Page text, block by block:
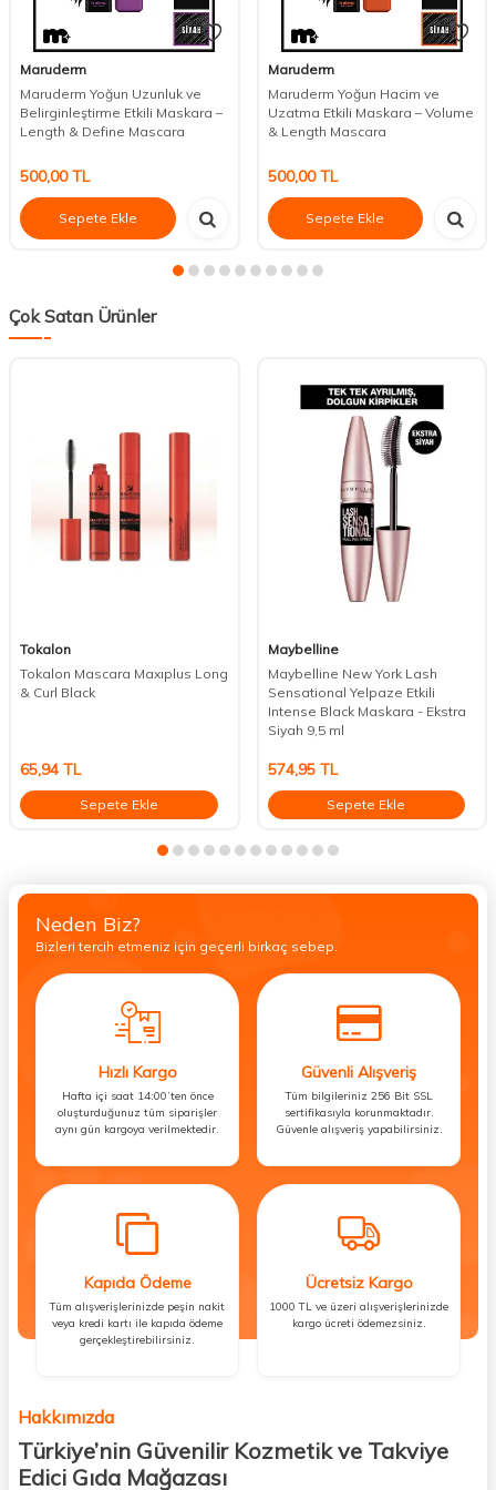
Maruderm
Maruderm Yoğun Uzunluk ve
Belirginleştirme Etkili Maskara –
Length & Define Mascara
500,00TL
Sepete Ekle
Maruderm
Maruderm Yoğun Hacim ve
Uzatma Etkili Maskara – Volume
& Length Mascara
500,00TL
Sepete Ekle
Çok Satan Ürünler
Tokalon
Tokalon Mascara Maxıplus Long
& Curl Black
65,94 TL
Sepete Ekle
Maybelline
Maybelline New York Lash
Sensational Yelpaze Etkili
Intense Black Maskara - Ekstra
Siyah 9,5 ml
574,95TL
Sepete Ekle
Neden Biz?
Bizleri tercih etmeniz için geçerli birkaç sebep.
Hızlı Kargo
Hafta içi saat 14:00’ten önce
oluşturduğunuz tüm siparişler
aynı gün kargoya verilmektedir.
Güvenli Alışveriş
Tüm bilgileriniz 256 Bit SSL
sertifikasıyla korunmaktadır.
Güvenle alışveriş yapabilirsiniz.
Kapıda Ödeme
Tüm alışverişlerinizde peşin nakit
veya kredi kartı ile kapıda ödeme
gerçekleştirebilirsiniz.
Ücretsiz Kargo
1000 TL ve üzeri alışverişlerinizde
kargo ücreti ödemezsiniz.
Hakkımızda
Türkiye’nin Güvenilir Kozmetik ve Takviye
Edici Gıda Mağazası